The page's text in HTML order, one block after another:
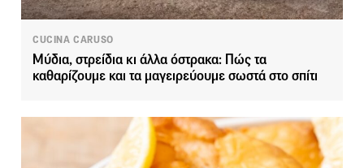
CUCINA CARUSO
Μύδια, στρείδια κι άλλα όστρακα: Πώς τα
καθαρίζουμε και τα μαγειρεύουμε σωστά στο σπίτι